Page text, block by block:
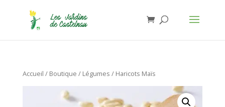
Accueil / Boutique / Légumes / Haricots Maïs
Jardins de Castelnau - Organic Food
Anthony Lasserre
Gratuit - In Google Play
Installer